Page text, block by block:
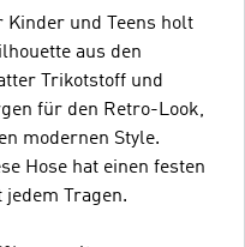
Kinder und Teens holt
aus den
Trikotstoff und
für den Retro-Look,
modernen Style.
Hose hat einen festen
Tragen.